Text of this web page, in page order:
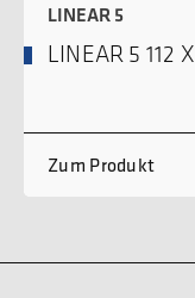
LINEAR 5
LINEAR 5 112 X
Zum Produkt